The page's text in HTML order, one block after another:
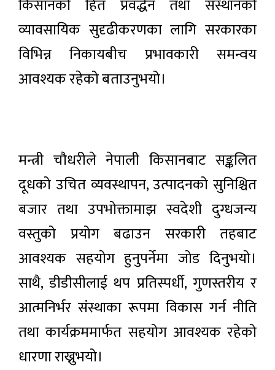
किसानको हित प्रवर्द्धन तथा संस्थानको
व्यावसायिक सुदृढीकरणका लागि सरकारका
विभिन्न निकायबीच प्रभावकारी समन्वय
आवश्यक रहेको बताउनुभयो।
मन्त्री चौधरीले नेपाली किसानबाट सङ्कलित
दूधको उचित व्यवस्थापन, उत्पादनको सुनिश्चित
बजार तथा उपभोक्तामाझ स्वदेशी दुग्धजन्य
वस्तुको प्रयोग बढाउन सरकारी तहबाट
आवश्यक सहयोग हुनुपर्नेमा जोड दिनुभयो।
साथै, डीडीसीलाई थप प्रतिस्पर्धी, गुणस्तरीय र
आत्मनिर्भर संस्थाका रूपमा विकास गर्न नीति
तथा कार्यक्रममार्फत सहयोग आवश्यक रहेको
धारणा राख्नुभयो।